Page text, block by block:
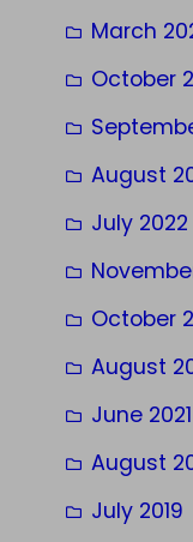
March
October
August
July 2022
October
August
June 2021
August
July 2019